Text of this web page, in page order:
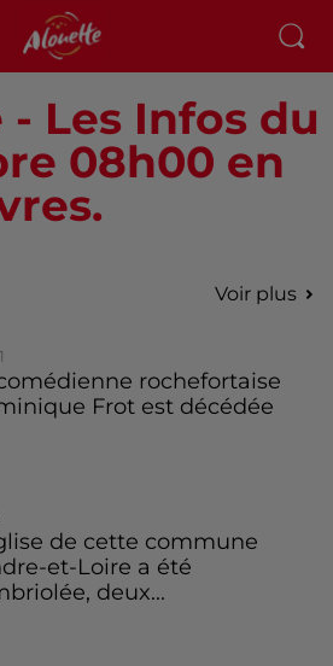
Les Infos du
08h00 en
Voir plus
rochefortaise
Frot est décédée
de cette commune
et-Loire a été
deux...